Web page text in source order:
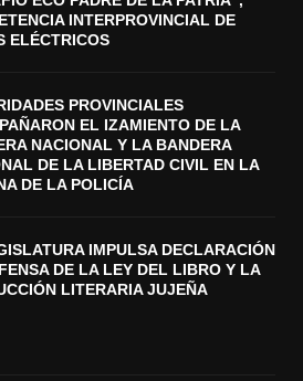
INTERPROVINCIAL DE
ELÉCTRICOS
PROVINCIALES
EL IZAMIENTO DE LA
NACIONAL Y LA BANDERA
DE LA LIBERTAD CIVIL EN LA
DE LA POLICÍA
IMPULSA DECLARACIÓN
DE LA LEY DEL LIBRO Y LA
LITERARIA JUJEÑA